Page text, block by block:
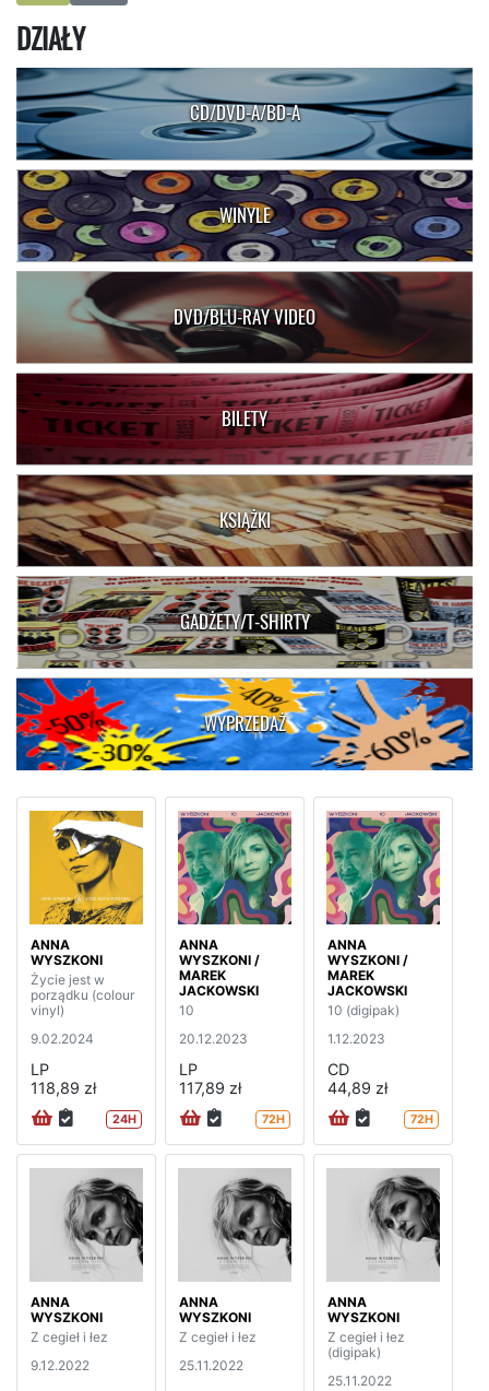
DZIAŁY
CD/DVD-A/BD-A
WINYLE
DVD/BLU-RAY VIDEO
BILETY
KSIĄŻKI
GADŻETY/T-SHIRTY
WYPRZEDAŻ
ANNA
WYSZKONI
Życie jest w
porządku (colour
vinyl)
9.02.2024
LP
118,89 zł
24H
ANNA
WYSZKONI /
MAREK
JACKOWSKI
10
20.12.2023
LP
117,89 zł
72H
ANNA
WYSZKONI /
MAREK
JACKOWSKI
10 (digipak)
1.12.2023
CD
44,89 zł
72H
ANNA
WYSZKONI
Z cegieł i łez
9.12.2022
ANNA
WYSZKONI
Z cegieł i łez
25.11.2022
ANNA
WYSZKONI
Z cegieł i łez
(digipak)
25.11.2022